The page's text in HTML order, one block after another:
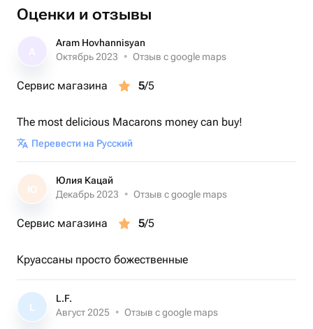
сладкоежка не сможет устоять перед соблазном этих
конфет. Конфеты можно заказать в одном вкусе — 9
штук, а также в ассортименте - дубайски
шоколад,зефир,апельсиновая карамель,черная
малиной,нут,карамель со свежими ванильными
начинка— выберите любой из ваших вкусов. Конфеты
доставляются в красивой, гигиеничной фирменной
Оценки и отзывы
Aram Hovhannisyan
Октябрь 2023
• Отзыв с google maps
Сервис магазина 5/5
The most delicious Macarons money can buy!
Перевести на Русский
Ю
Юлия Кацай
Декабрь 2023
• Отзыв с google maps
Сервис магазина 5/5
Круассаны просто божественные
L
L.F.
Август 2025
• Отзыв с google maps